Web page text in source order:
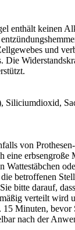
enthält keinen
und
Die
Siliciumdioxid,
von
eine erbsengroße
Wattestäbchen
betroffenen
bitte darauf,
verteilt wird
Minuten, bevor
nach der